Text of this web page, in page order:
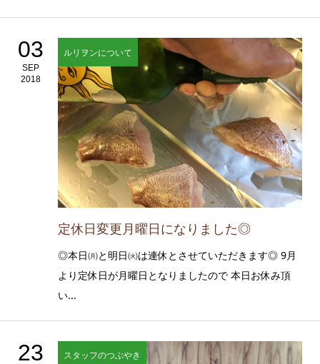
03
SEP
2018
ルリヲンについて
定休日変更月曜日になりました◎
◎本日㈪と明日㈫は連休とさせていただきます◎ 9月
より定休日が月曜日となりましたので 本日お休み頂
い...
23 スタッフのつぶやき